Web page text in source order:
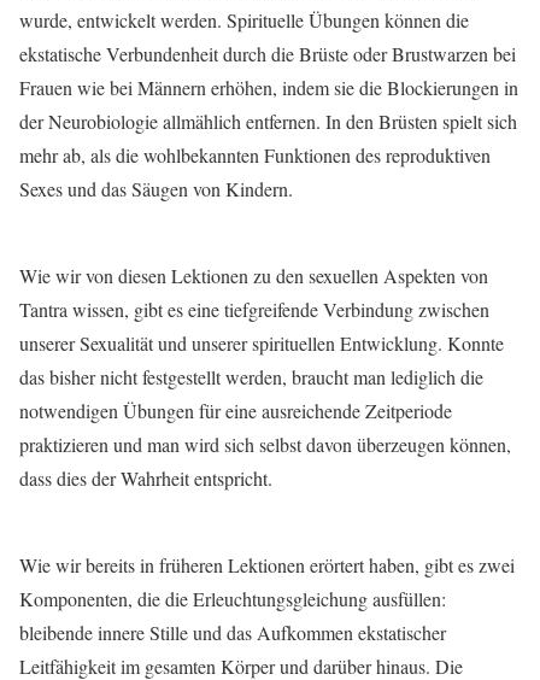
wurde, entwickelt werden. Spirituelle Übungen können die
ekstatische Verbundenheit durch die Brüste oder Brustwarzen bei
Frauen wie bei Männern erhöhen, indem sie die Blockierungen in
der Neurobiologie allmählich entfernen. In den Brüsten spielt sich
mehr ab, als die wohlbekannten Funktionen des reproduktiven
Sexes und das Säugen von Kindern.
Wie wir von diesen Lektionen zu den sexuellen Aspekten von
Tantra wissen, gibt es eine tiefgreifende Verbindung zwischen
unserer Sexualität und unserer spirituellen Entwicklung. Konnte
das bisher nicht festgestellt werden, braucht man lediglich die
notwendigen Übungen für eine ausreichende Zeitperiode
praktizieren und man wird sich selbst davon überzeugen können,
dass dies der Wahrheit entspricht.
Wie wir bereits in früheren Lektionen erörtert haben, gibt es zwei
Komponenten, die die Erleuchtungsgleichung ausfüllen:
bleibende innere Stille und das Aufkommen ekstatischer
Leitfähigkeit im gesamten Körper und darüber hinaus. Die